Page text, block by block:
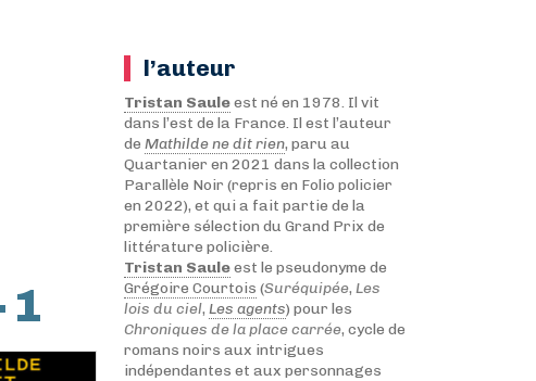
1
l’auteur
Tristan Sauleest né en 1978. Il vit
dans l’est de la France. Il est l’auteur
de Mathilde ne dit rien, paru au
Quartanier en 2021 dans la collection
Parallèle Noir (repris en Folio policier
en 2022), et qui a fait partie de la
première sélection du Grand Prix de
littérature policière.
Tristan Sauleest le pseudonyme de
Grégoire Courtois (Suréquipée, Les
lois du ciel, Les agents) pour les
Chroniques de la place carrée, cycle de
romans noirs aux intrigues
indépendantes et aux personnages